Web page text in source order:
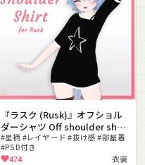
『ラスク (Rusk)』オフショル
ダーシャツ Off shoulder shirt
for Rusk
#星柄 #レイヤード #抜け感 #部屋着
#PSD付き
474 衣装